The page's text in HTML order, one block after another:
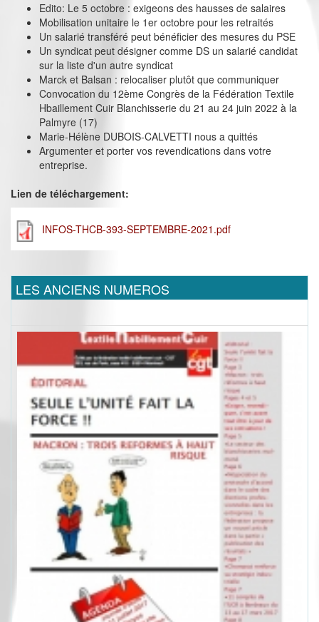
Edito: Le 5 octobre : exigeons des hausses de salaires
Mobilisation unitaire le 1er octobre pour les retraités
Un salarié transféré peut bénéficier des mesures du PSE
Un syndicat peut désigner comme DS un salarié candidat
sur la liste d'un autre syndicat
Marck et Balsan : relocaliser plutôt que communiquer
Convocation du 12ème Congrès de la Fédération Textile
Hbaillement Cuir Blanchisserie du 21 au 24 juin 2022 à la
Palmyre (17)
Marie-Hélène DUBOIS-CALVETTI nous a quittés
Argumenter et porter vos revendications dans votre
entreprise.
Lien de téléchargement:
INFOS-THCB-393-SEPTEMBRE-2021.pdf
LES ANCIENS NUMEROS